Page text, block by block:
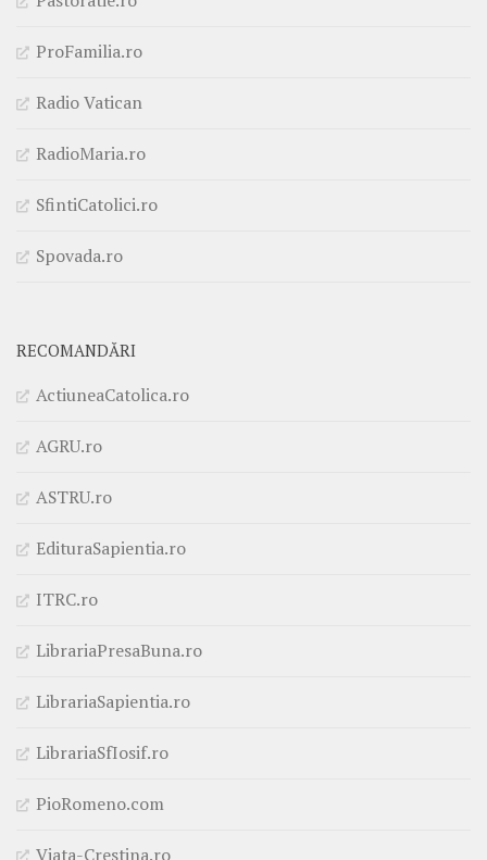
ProFamilia.ro
Radio Vatican
RadioMaria.ro
SfintiCatolici.ro
Spovada.ro
RECOMANDĂRI
ActiuneaCatolica.ro
AGRU.ro
ASTRU.ro
EdituraSapientia.ro
ITRC.ro
LibrariaPresaBuna.ro
LibrariaSapientia.ro
LibrariaSfIosif.ro
PioRomeno.com
Viata-Crestina.ro